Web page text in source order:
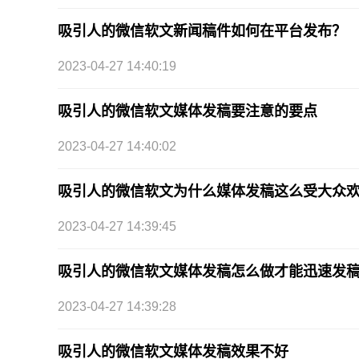
吸引人的微信软文新闻稿件如何在平台发布？
2023-04-27 14:40:19
吸引人的微信软文媒体发稿要注意的要点
2023-04-27 14:40:02
吸引人的微信软文为什么媒体发稿这么受大众欢
2023-04-27 14:39:45
吸引人的微信软文媒体发稿怎么做才能迅速发
2023-04-27 14:39:28
吸引人的微信软文媒体发稿效果不好